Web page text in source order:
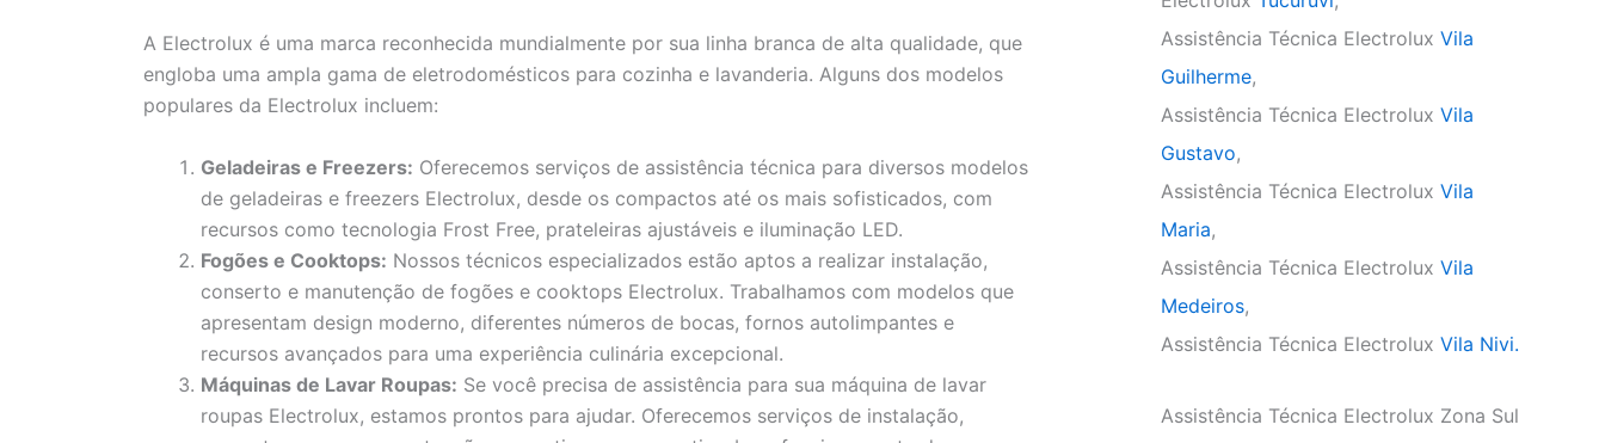
A Electrolux é uma marca reconhecida mundialmente por sua linha branca de alta qualidade, que
engloba uma ampla gama de eletrodomésticos para cozinha e lavanderia. Alguns dos modelos
populares da Electrolux incluem:
Geladeiras e Freezers: Oferecemos serviços de assistência técnica para diversos modelos
de geladeiras e freezers Electrolux, desde os compactos até os mais sofisticados, com
recursos como tecnologia Frost Free, prateleiras ajustáveis e iluminação LED.
Fogões e Cooktops: Nossos técnicos especializados estão aptos a realizar instalação,
conserto e manutenção de fogões e cooktops Electrolux. Trabalhamos com modelos que
apresentam design moderno, diferentes números de bocas, fornos autolimpantes e
recursos avançados para uma experiência culinária excepcional.
Máquinas de Lavar Roupas: Se você precisa de assistência para sua máquina de lavar
roupas Electrolux, estamos prontos para ajudar. Oferecemos serviços de instalação,
Assistência Técnica Electrolux Vila
Guilherme,
Assistência Técnica Electrolux Vila
Gustavo,
Assistência Técnica Electrolux Vila
Maria,
Assistência Técnica Electrolux Vila
Medeiros,
Assistência Técnica Electrolux Vila Nivi.
Assistência Técnica Electrolux Zona Sul